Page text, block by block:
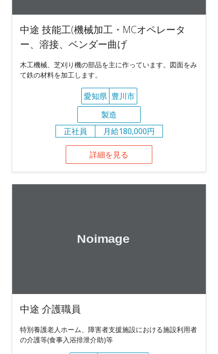
中途 技能工(機械加工・MCオペレータ
ー、溶接、ベンダー曲げ
木工機械、芝刈り機の部品を主に作っています。図面をみ
て鉄の材料を加工します。
愛知県 豊川市
製造
正社員
月給180,000円
詳細を見る
中途 介護職員
特別養護老人ホーム、障害者支援施設における施設利用者
の介護等(食事入浴排泄介助)等